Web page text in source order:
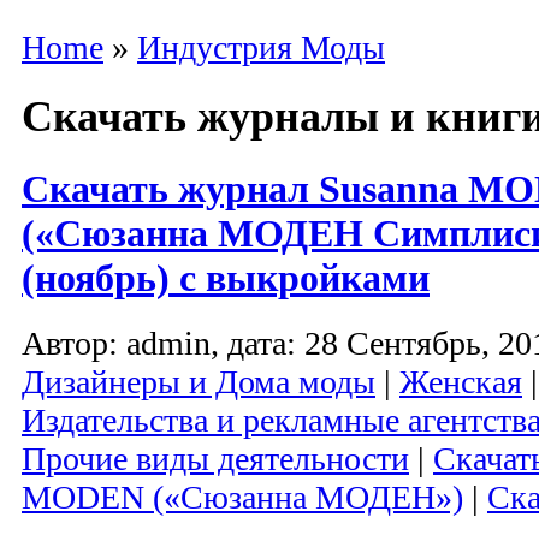
Home » Индустрия Моды
Скачать журналы и
Скачать журнал Susanna
(«Сюзанна МОДЕН
(ноябрь) с выкройками
Автор: admin, дата: 28 Сентябрь,
Дизайнеры и Дома моды | Женская
Издательства и рекламные
Прочие виды деятельности |
MODEN («Сюзанна МОДЕН») |